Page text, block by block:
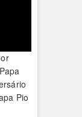
Pio